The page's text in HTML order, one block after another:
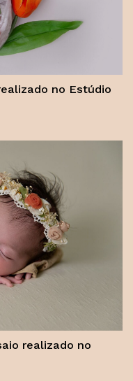
no Estúdio
realizado no